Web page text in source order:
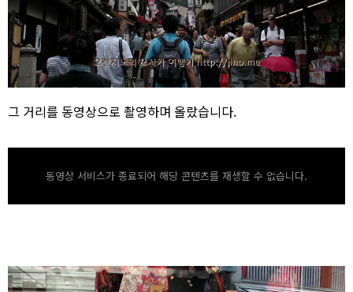
그 거리를 동영상으로 촬영하며 올랐습니다.
동영상 서비스가 종료되어 해당 콘텐츠를 재생할 수 없습니다.